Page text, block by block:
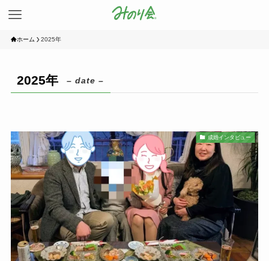
ホーム 2025年
2025年 – date –
成婚インタビュー